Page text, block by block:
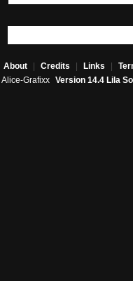
About Credits Links
Alice-Grafixx Version 14.4 Lila